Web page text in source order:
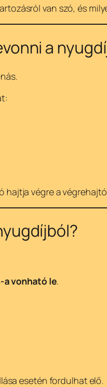
van szó, és
a
hajtja végre a
a vonható le.
esetén fordulhat elő.